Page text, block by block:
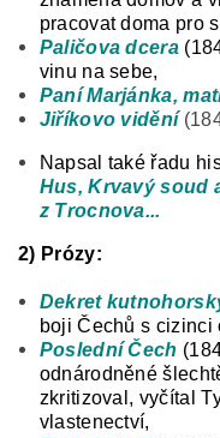
pracovat doma pro
Paličova dcera
vinu na sebe,
Paní Marjánka,
Jiříkovo vidění
Napsal také řadu
Hus, Krvavý soud
z Trocnova...
2) Prózy:
Dekret
boji Čechů s cizinci
Poslední Čech
odnárodněné
zkritizoval, vyčítal
vlastenectví,